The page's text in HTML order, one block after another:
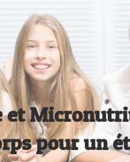
et
pour un